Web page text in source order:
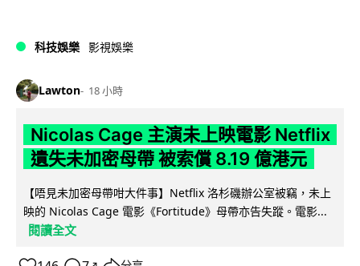
科技娛樂 影視娛樂
Lawton 18 小時
Nicolas Cage 主演未上映電影 Netflix
遺失未加密母帶 被索償 8.19 億港元
【唔見未加密母帶咁大件事】Netflix 洛杉磯辦公室被竊，未上
映的 Nicolas Cage 電影《Fortitude》母帶亦告失蹤。電影...
閱讀全文